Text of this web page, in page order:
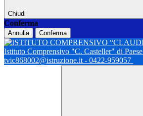
Chiudi
Conferma
Annulla Conferma
Istituto Comprensivo "C. Casteller" di Paese
tvic868002@istruzione.it - 0422-959057